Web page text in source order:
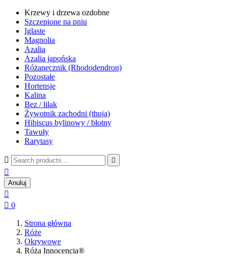
Krzewy i drzewa ozdobne
Szczepione na pniu
Iglaste
Magnolia
Azalia
Azalia japońska
Różanecznik (Rhododendron)
Pozostałe
Hortensje
Kalina
Bez / lilak
Żywotnik zachodni (thuja)
Hibiscus bylinowy / błotny
Tawuły
Rarytasy
 

Anuluj

 0
Strona główna
Róże
Okrywowe
Róża Innocencia®